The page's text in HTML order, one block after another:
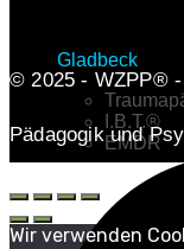
Gladbeck
I.B.T.®
EMDR
© 2025 - WZPP®
Pädagogik und
Wir verwenden